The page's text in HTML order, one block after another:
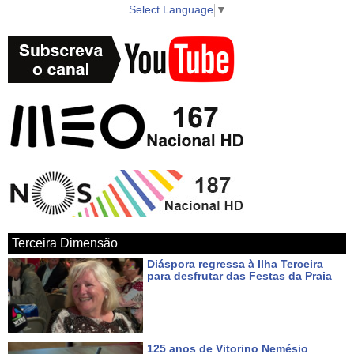
► WebTV AzoresTV http://www.azorestv.com/
► Facebook https://www.facebook.com/vitecazorestv
► Twitter https://twitter.com/azorestv
► Android Google Play App
https://play.google.com/store/apps/details?id=com.azoid.vitec
► Apple iOS App Store https://itunes.apple.com/pt/app/azorestv-by-
vitec/id1434296397?mt=8
► Google Maps
https://www.google.com/maps/place/AzoresTV+by+VITEC/
Select Language ▼
Terceira Dimensão
Diáspora regressa à Ilha Terceira
para desfrutar das Festas da Praia
125 anos de Vitorino Nemésio